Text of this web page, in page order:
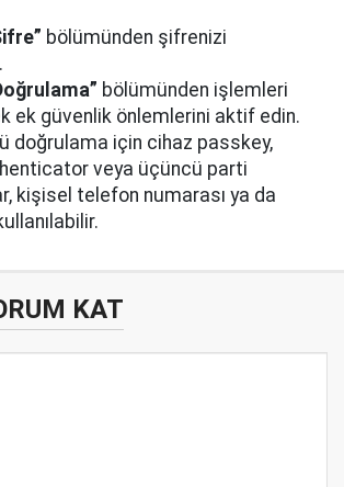
bölümünden şifrenizi
bölümünden işlemleri
ek güvenlik önlemlerini aktif edin.
doğrulama için cihaz passkey,
veya üçüncü parti
kişisel telefon numarası ya da
KAT